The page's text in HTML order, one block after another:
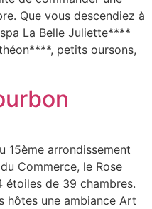
Que vous descendiez à
La Belle Juliette****
petits oursons,
15ème arrondissement
Commerce, le Rose
étoiles de 39 chambres.
hôtes une ambiance Art